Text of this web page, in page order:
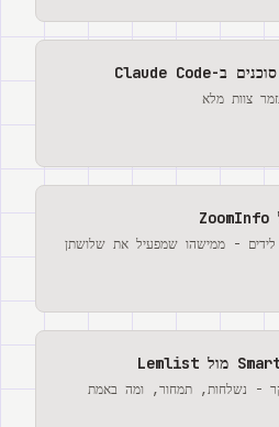
צוות מלא
- ממישהו שמפעיל את שלושתן
קר - נשלחות, תמחור, ומה באמת